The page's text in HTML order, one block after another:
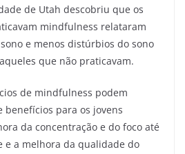
de Utah descobriu que os
mindfulness relataram
e menos distúrbios do sono
que não praticavam.
de mindfulness podem
benefícios para os jovens
da concentração e do foco até
e a melhora da qualidade do